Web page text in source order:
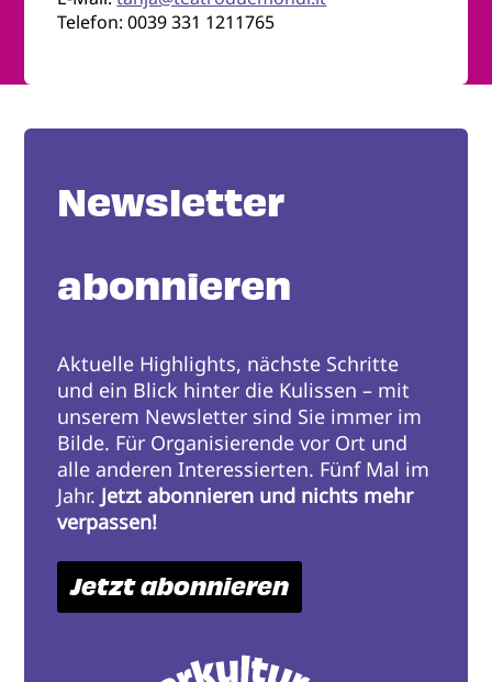
Telefon: 0039 331 1211765
Newsletter
abonnieren
Aktuelle Highlights, nächste Schritte
und ein Blick hinter die Kulissen – mit
unserem Newsletter sind Sie immer im
Bilde. Für Organisierende vor Ort und
alle anderen Interessierten. Fünf Mal im
Jahr. Jetzt abonnieren und nichts mehr
verpassen!
Jetzt abonnieren